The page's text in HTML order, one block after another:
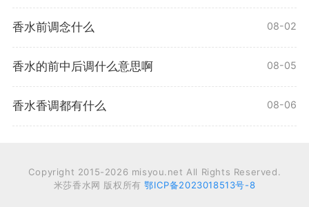
香水前调念什么 08-02
香水的前中后调什么意思啊 08-05
香水香调都有什么 08-06
Copyright 2015-2026 misyou.net All Rights Reserved.
米莎香水网 版权所有鄂ICP备2023018513号-8